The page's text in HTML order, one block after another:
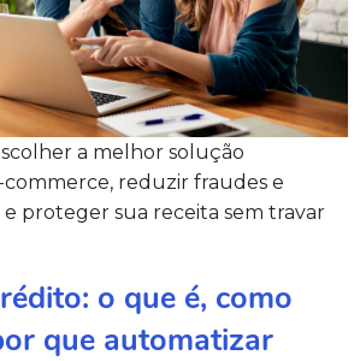
a melhor solução
reduzir fraudes e
e proteger sua receita sem travar
o que é, como
que automatizar